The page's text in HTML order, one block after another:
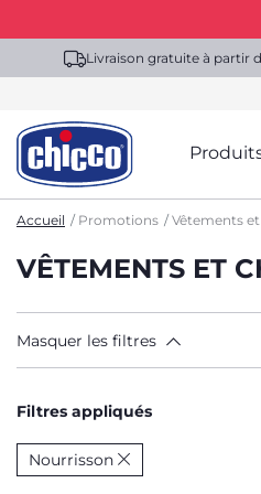
Livraison gratuite à partir
Accueil Promotions Vêtements
VÊTEMENTS ET
Masquer les filtres
Filtres appliqués
Nourrisson